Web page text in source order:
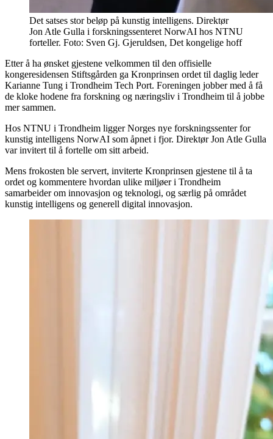
Det satses stor beløp på kunstig intelligens. Direktør
Jon Atle Gulla i forskningssenteret NorwAI hos NTNU
forteller. Foto: Sven Gj. Gjeruldsen, Det kongelige hoff
Etter å ha ønsket gjestene velkommen til den offisielle
kongeresidensen Stiftsgården ga Kronprinsen ordet til daglig leder
Karianne Tung i Trondheim Tech Port. Foreningen jobber med å få
de kloke hodene fra forskning og næringsliv i Trondheim til å jobbe
mer sammen.
Hos NTNU i Trondheim ligger Norges nye forskningssenter for
kunstig intelligens NorwAI som åpnet i fjor. Direktør Jon Atle Gulla
var invitert til å fortelle om sitt arbeid.
Mens frokosten ble servert, inviterte Kronprinsen gjestene til å ta
ordet og kommentere hvordan ulike miljøer i Trondheim
samarbeider om innovasjon og teknologi, og særlig på området
kunstig intelligens og generell digital innovasjon.